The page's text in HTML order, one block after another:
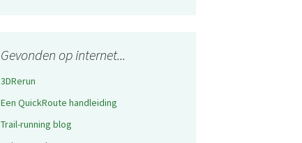
Gevonden op internet...
3DRerun
Een QuickRoute handleiding
Trail-running blog